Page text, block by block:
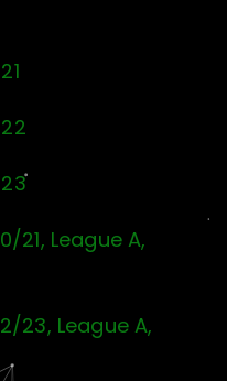
21, League A,
23, League A,